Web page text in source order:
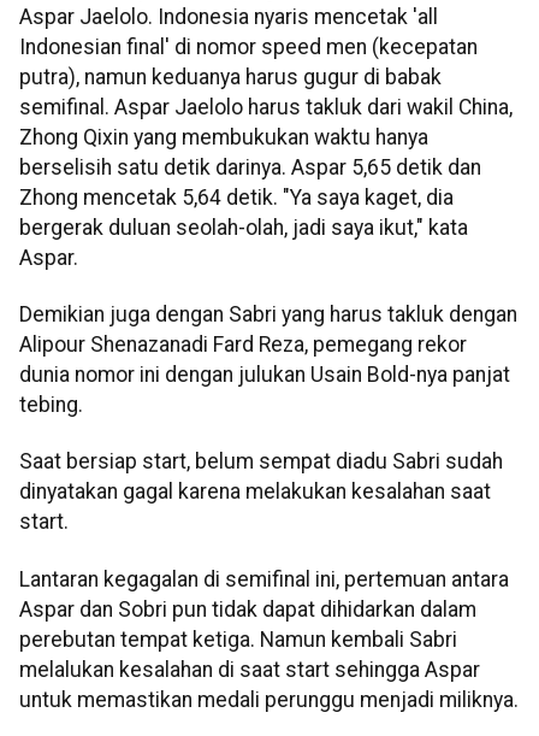
Aspar Jaelolo. Indonesia nyaris mencetak 'all
Indonesian final' di nomor speed men (kecepatan
putra), namun keduanya harus gugur di babak
semifinal. Aspar Jaelolo harus takluk dari wakil China,
Zhong Qixin yang membukukan waktu hanya
berselisih satu detik darinya. Aspar 5,65 detik dan
Zhong mencetak 5,64 detik. "Ya saya kaget, dia
bergerak duluan seolah-olah, jadi saya ikut," kata
Aspar.
Demikian juga dengan Sabri yang harus takluk dengan
Alipour Shenazanadi Fard Reza, pemegang rekor
dunia nomor ini dengan julukan Usain Bold-nya panjat
tebing.
Saat bersiap start, belum sempat diadu Sabri sudah
dinyatakan gagal karena melakukan kesalahan saat
start.
Lantaran kegagalan di semifinal ini, pertemuan antara
Aspar dan Sobri pun tidak dapat dihidarkan dalam
perebutan tempat ketiga. Namun kembali Sabri
melalukan kesalahan di saat start sehingga Aspar
untuk memastikan medali perunggu menjadi miliknya.